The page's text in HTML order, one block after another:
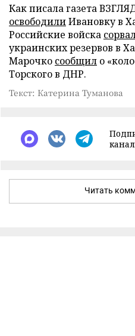
Как писала газета
освободилиИвановку в
Российские войска
украинских резервов в
Марочко сообщил о
Торского в ДНР.
Текст: Катерина Туманова
Читать